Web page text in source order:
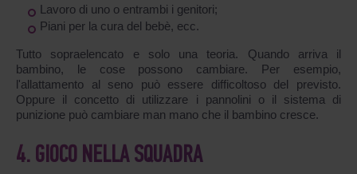
Lavoro di uno o entrambi i genitori;
Piani per la cura del bebè, ecc.
Tutto sopraelencato e solo una teoria. Quando arriva il
bambino, le cose possono cambiare. Per esempio,
l'allattamento al seno può essere difficoltoso del previsto.
Oppure il concetto di utilizzare i pannolini o il sistema di
punizione può cambiare man mano che il bambino cresce.
4. GIOCO NELLA SQUADRA